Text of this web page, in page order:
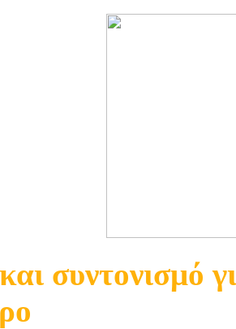
συντονισμό